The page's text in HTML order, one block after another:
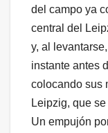
del campo ya
central del
y, al
instante antes
colocando sus
Leipzig, que
Un empujón